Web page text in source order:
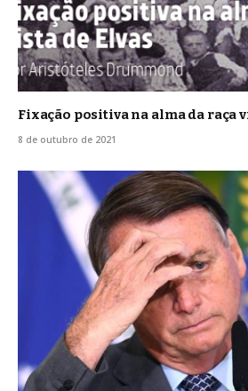
Fixação positiva na alma da raça
8 de outubro de 2021